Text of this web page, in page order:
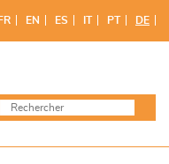
FR EN ES IT PT DE